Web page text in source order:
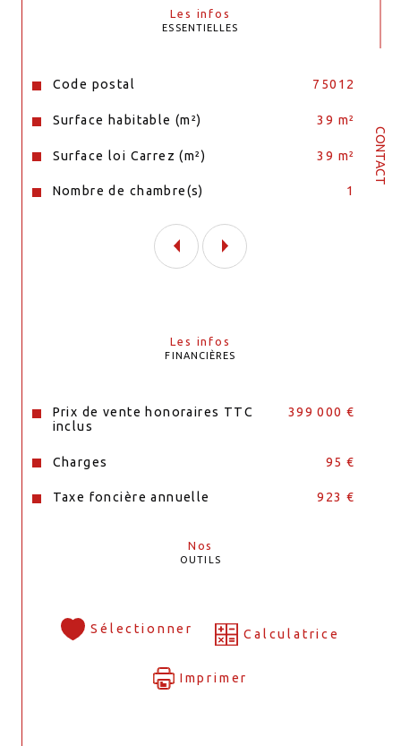
CONTACT
Les infos
ESSENTIELLES
Caractéristiques Valeurs
Code postal 75012
Surface habitable (m²) 39 m²
Surface loi Carrez (m²) 39 m²
Nombre de chambre(s) 1
Les infos
FINANCIÈRES
Prix de vente honoraires TTC
inclus
399 000 €
Charges 95 €
Taxe foncière annuelle 923 €
Nos
OUTILS
Sélectionner Calculatrice
Imprimer